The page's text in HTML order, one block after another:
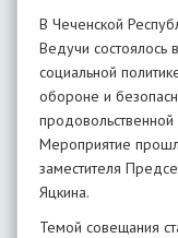
В Чеченской
Ведучи
социальной
обороне и
Мероприятие
заместителя
Яцкина.
Темой совещания